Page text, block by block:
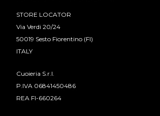
STORE LOCATOR
Via Verdi 20/24
50019 Sesto Fiorentino (FI)
ITALY
Cuoieria S.r.l.
P.IVA 06841450486
REA FI-660264